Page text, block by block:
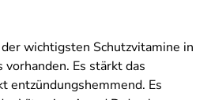
wichtigsten Schutzvitamine in
Es stärkt das
entzündungshemmend. Es